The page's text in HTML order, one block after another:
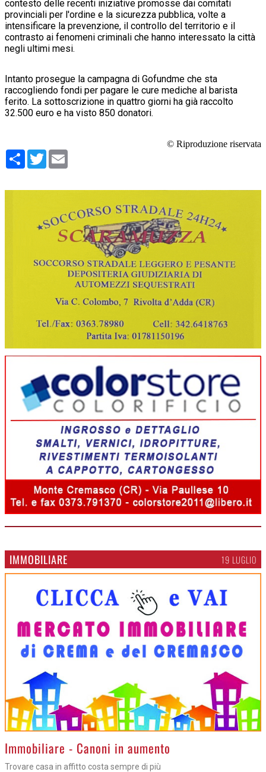
contesto delle recenti iniziative promosse dai comitati
provinciali per l'ordine e la sicurezza pubblica, volte a
intensificare la prevenzione, il controllo del territorio e il
contrasto ai fenomeni criminali che hanno interessato la città
negli ultimi mesi.
Intanto prosegue la campagna di Gofundme che sta
raccogliendo fondi per pagare le cure mediche al barista
ferito. La sottoscrizione in quattro giorni ha già raccolto
32.500 euro e ha visto 850 donatori.
© Riproduzione riservata
Condividi
Twitter
IMMOBILIARE 19 LUGLIO
>Immobiliare - Canoni in aumento
Trovare casa in affitto costa sempre di più